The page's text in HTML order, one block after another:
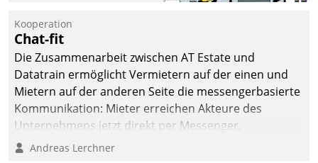
Jahresbeginn eine
Überblick, Einsicht und
Eingriff bietende Lösung.
Zur Entwicklung setzte
man auf
Cloudtechnologie,
bewährte und Startup-
agile Projektmethoden.
Kooperation
Chat-fit
Die Zusammenarbeit zwischen AT Estate und
Datatrain ermöglicht Vermietern auf der einen und
Mietern auf der anderen Seite die messengerbasierte
Kommunikation: Mieter erreichen Akteure des
Unternehmens jetzt direkt per Messenger,
Mitarbeiter oder Dienstleister empfangen oder
Andreas Lerchner